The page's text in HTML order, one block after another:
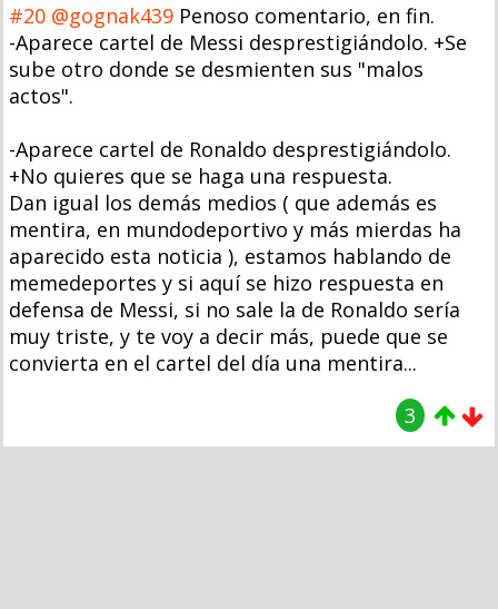
#20 @gognak439 Penoso comentario, en fin.
-Aparece cartel de Messi desprestigiándolo. +Se
sube otro donde se desmienten sus "malos
actos".
-Aparece cartel de Ronaldo desprestigiándolo.
+No quieres que se haga una respuesta.
Dan igual los demás medios ( que además es
mentira, en mundodeportivo y más mierdas ha
aparecido esta noticia ), estamos hablando de
memedeportes y si aquí se hizo respuesta en
defensa de Messi, si no sale la de Ronaldo sería
muy triste, y te voy a decir más, puede que se
convierta en el cartel del día una mentira...
3